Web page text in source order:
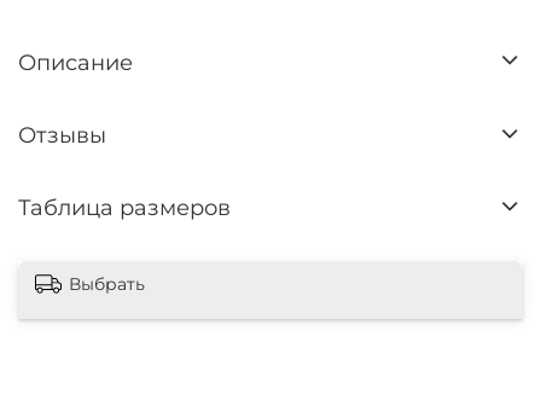
Описание
Отзывы
Таблица размеров
Выбрать